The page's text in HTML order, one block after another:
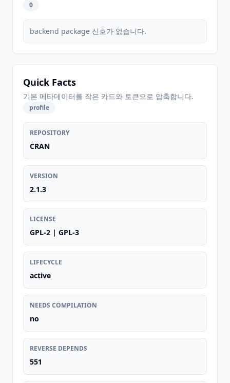
0
backend package 신호가 없습니다.
Quick Facts
기본 메타데이터를 작은 카드와 토큰으로 압축합니다.
profile
REPOSITORY
CRAN
VERSION
2.1.3
LICENSE
GPL-2 | GPL-3
LIFECYCLE
active
NEEDS COMPILATION
no
REVERSE DEPENDS
551